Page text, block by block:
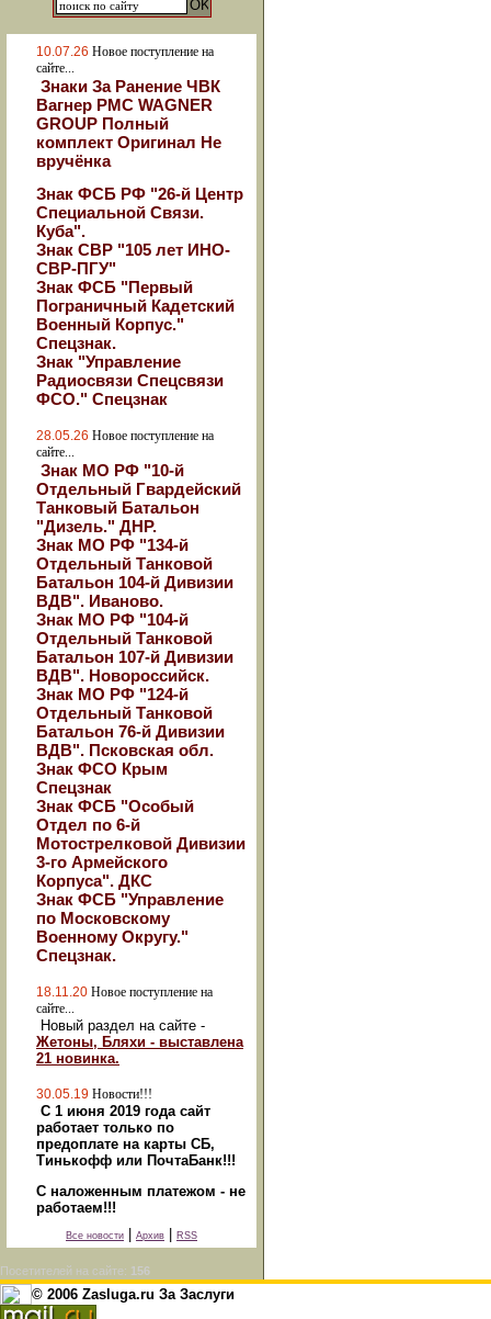
10.07.26 Новое поступление на
сайте...
Знаки За Ранение ЧВК
Вагнер РМС WAGNER
GROUP Полный
комплект Оригинал Не
вручёнка
Знак ФСБ РФ "26-й Центр
Специальной Связи.
Куба".
Знак СВР "105 лет ИНО-
СВР-ПГУ"
Знак ФСБ "Первый
Пограничный Кадетский
Военный Корпус."
Спецзнак.
Знак "Управление
Радиосвязи Спецсвязи
ФСО." Спецзнак
28.05.26 Новое поступление на
сайте...
Знак МО РФ "10-й
Отдельный Гвардейский
Танковый Батальон
"Дизель." ДНР.
Знак МО РФ "134-й
Отдельный Танковой
Батальон 104-й Дивизии
ВДВ". Иваново.
Знак МО РФ "104-й
Отдельный Танковой
Батальон 107-й Дивизии
ВДВ". Новороссийск.
Знак МО РФ "124-й
Отдельный Танковой
Батальон 76-й Дивизии
ВДВ". Псковская обл.
Знак ФСО Крым
Спецзнак
Знак ФСБ "Особый
Отдел по 6-й
Мотострелковой Дивизии
3-го Армейского
Корпуса". ДКС
Знак ФСБ "Управление
по Московскому
Военному Округу."
Спецзнак.
18.11.20 Новое поступление на
сайте...
Новый раздел на сайте -
Жетоны, Бляхи - выставлена
21 новинка.
30.05.19 Новости!!!
С 1 июня 2019 года сайт
работает только по
предоплате на карты СБ,
Тинькофф или ПочтаБанк!!!
С наложенным платежом - не
работаем!!!
Все новости Архив RSS
Посетителей на сайте: 156
© 2006 Zasluga.ru За Заслуги